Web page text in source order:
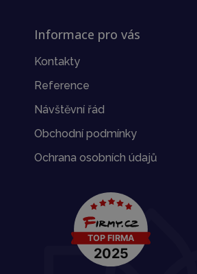
Informace pro vás
Kontakty
Reference
Návštěvní řád
Obchodní podmínky
Ochrana osobních údajů